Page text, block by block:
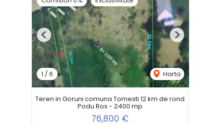
1 /6 Harta
Previous Next
Teren in Goruni comuna Tomesti 12 km de rond
Podu Ros - 2400 mp
76,800 €